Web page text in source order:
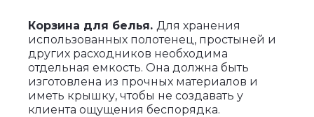
Корзина для белья. Для хранения
использованных полотенец, простыней и
других расходников необходима
отдельная емкость. Она должна быть
изготовлена из прочных материалов и
иметь крышку, чтобы не создавать у
клиента ощущения беспорядка.